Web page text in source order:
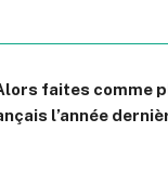
faites comme
l’année